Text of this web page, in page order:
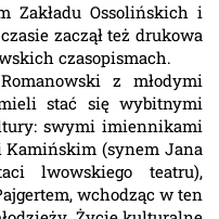
Zakładu Ossolińskich i
zaczął też drukowa
czasopismach.
z młodymi
stać się wybitnymi
swymi imiennikami
(synem Jana
lwowskiego teatru),
wchodząc w ten